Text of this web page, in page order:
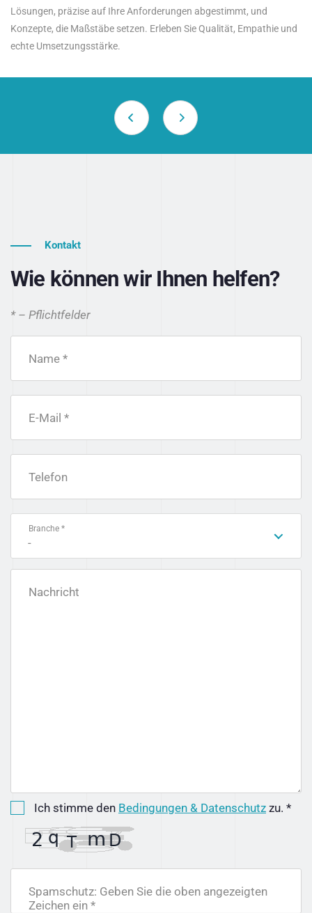
Lösungen, präzise auf Ihre Anforderungen abgestimmt, und
Konzepte, die Maßstäbe setzen. Erleben Sie Qualität, Empathie und
echte Umsetzungsstärke.
Kontakt
Wie können wir Ihnen helfen?
* – Pflichtfelder
Name *
E-Mail *
Telefon
Branche *
-
Nachricht
Ich stimme den Bedingungen & Datenschutz zu. *
Spamschutz: Geben Sie die oben angezeigten
Zeichen ein *